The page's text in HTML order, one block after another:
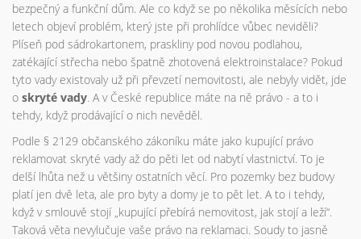
bezpečný a funkční dům. Ale co když se po několika měsících nebo
letech objeví problém, který jste při prohlídce vůbec neviděli?
Plíseň pod sádrokartonem, praskliny pod novou podlahou,
zatékající střecha nebo špatně zhotovená elektroinstalace? Pokud
tyto vady existovaly už při převzetí nemovitosti, ale nebyly vidět, jde
o skryté vady. A v České republice máte na ně právo - a to i
tehdy, když prodávající o nich nevěděl.
Podle § 2129 občanského zákoníku máte jako kupující právo
reklamovat skryté vady až do pěti let od nabytí vlastnictví. To je
delší lhůta než u většiny ostatních věcí. Pro pozemky bez budovy
platí jen dvě leta, ale pro byty a domy je to pět let. A to i tehdy,
když v smlouvě stojí „kupující přebírá nemovitost, jak stojí a leží“.
Taková věta nevylučuje vaše právo na reklamaci. Soudy to jasně